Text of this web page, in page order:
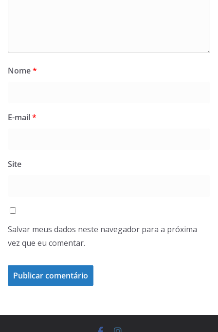
Nome*
E-mail*
Site
Salvar meus dados neste navegador para a próxima
vez que eu comentar.